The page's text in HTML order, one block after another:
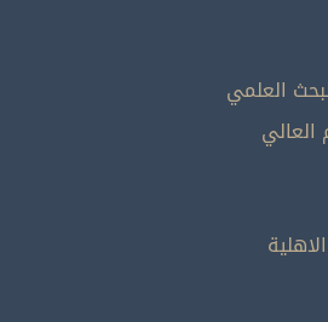
العلمي
العالي